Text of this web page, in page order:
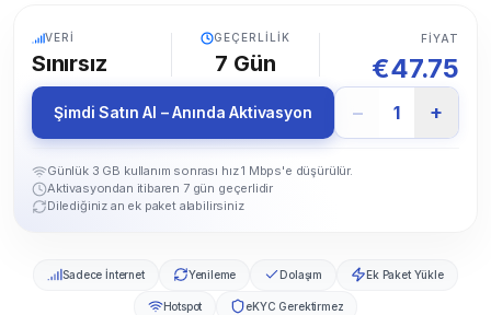
VERI
Sınırsız
GEÇERLILIK
7 Gün
FIYAT
€47.75
Şimdi Satın Al – Anında Aktivasyon − 1 +
Günlük 3 GB kullanım sonrası hız 1 Mbps'e düşürülür.
Aktivasyondan itibaren 7 gün geçerlidir
Dilediğiniz an ek paket alabilirsiniz
Sadece İnternet Yenileme Dolaşım Ek Paket Yükle
Hotspot eKYC Gerektirmez